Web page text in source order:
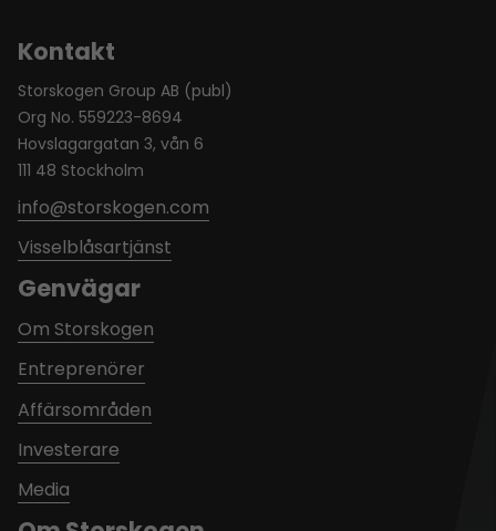
Kontakt
Storskogen Group AB (publ)
Org No. 559223-8694
Hovslagargatan 3, vån 6
111 48 Stockholm
info@storskogen.com
Visselblåsartjänst
Genvägar
Om Storskogen
Entreprenörer
Affärsområden
Investerare
Media